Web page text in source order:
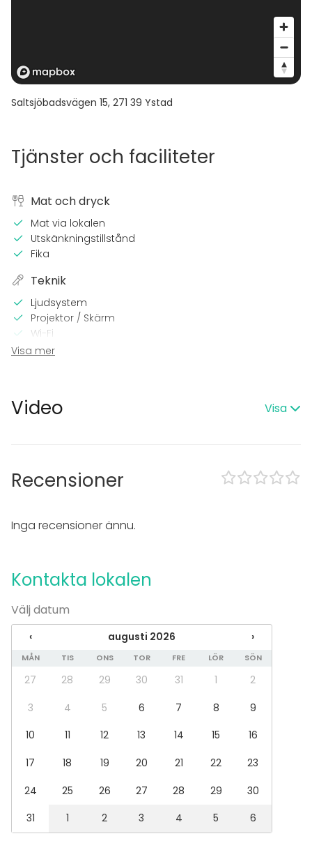
Saltsjöbadsvägen 15, 271 39 Ystad
Tjänster och faciliteter
Mat och dryck
Mat via lokalen
Utskänkningstillstånd
Fika
Teknik
Ljudsystem
Projektor / Skärm
Wi-Fi
Printer
Högljudd musik OK
Utomhusområde
Utrustning
Servis
Anteckningsmaterial
Fest
Bröllop
Möte
Konferens
Företagsevent
Team building / Kick Off
Lokal
Chambre séparée
Konferenslokal
Styrelserum
Visa mer
Video Visa
Recensioner
Inga recensioner ännu.
Kontakta lokalen
Välj datum
‹ augusti 2026 ›
MÅN TIS ONS TOR FRE LÖR SÖN
27 28 29 30 31 1
2
3
4 5 6 7 8
9
10
11 12 13 14 15
16
17
18 19 20 21 22
23
24
25 26 27 28 29
30
31
1 2 3 4 5 6